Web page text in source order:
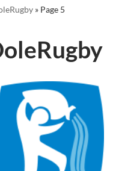
» Page 5